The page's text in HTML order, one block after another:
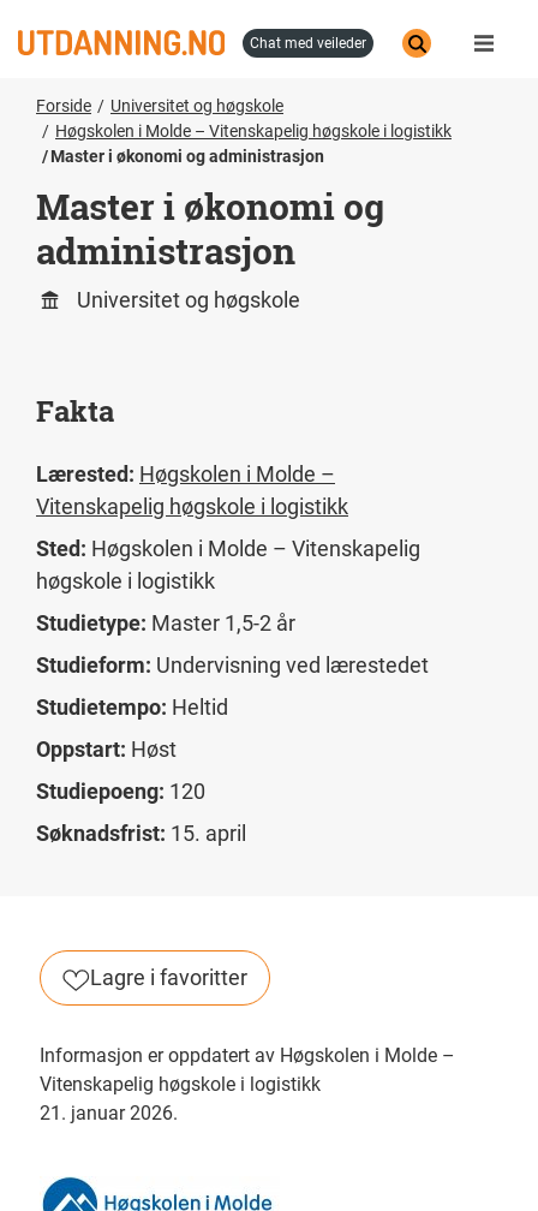
til
chat med veileder
Forside
Universitet og høgskole
Høgskolen i Molde – Vitenskapelig høgskole i logistikk
Master i økonomi og administrasjon
Master i økonomi og
administrasjon
Universitet og høgskole
Fakta
Lærested: Høgskolen i Molde –
Vitenskapelig høgskole i logistikk
Sted: Høgskolen i Molde – Vitenskapelig
høgskole i logistikk
Studietype: Master 1,5-2 år
Studieform: Undervisning ved lærestedet
Studietempo: Heltid
Oppstart: Høst
Studiepoeng: 120
Søknadsfrist: 15. april
Lagre i favoritter
Informasjon er oppdatert av Høgskolen i Molde –
Vitenskapelig høgskole i logistikk
21. januar 2026.